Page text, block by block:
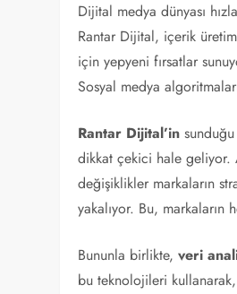
Dijital medya dünyası
Rantar Dijital, içerik
için yepyeni fırsatlar
Sosyal medya
Rantar Dijital’in
dikkat çekici hale geliyor.
değişiklikler markaların
yakalıyor. Bu, markaların
Bununla birlikte,veri
bu teknolojileri kullanarak,